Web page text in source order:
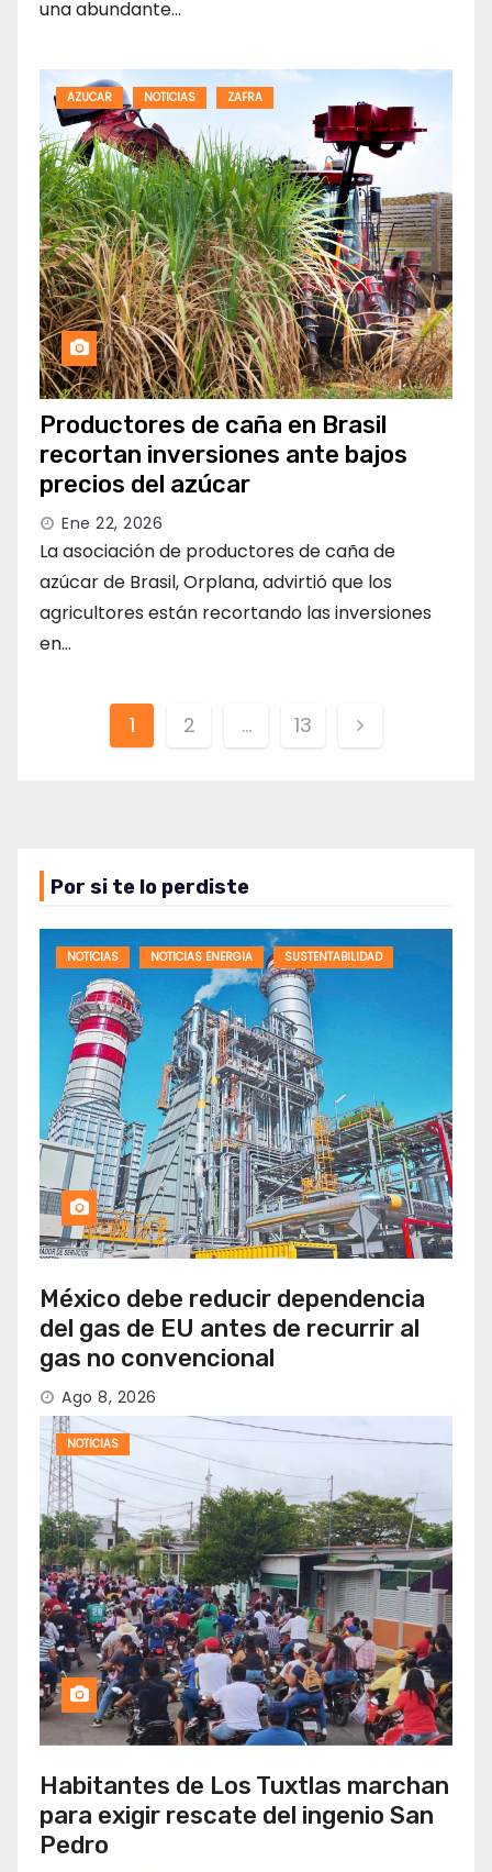
una abundante…
AZUCAR NOTICIAS ZAFRA
Productores de caña en Brasil
recortan inversiones ante bajos
precios del azúcar
Ene 22, 2026
La asociación de productores de caña de
azúcar de Brasil, Orplana, advirtió que los
agricultores están recortando las inversiones
en…
Paginación
1 2 … 13
Por si te lo perdiste
NOTICIAS NOTICIAS ENERGIA SUSTENTABILIDAD
México debe reducir dependencia
del gas de EU antes de recurrir al
gas no convencional
Ago 8, 2026
NOTICIAS
Habitantes de Los Tuxtlas marchan
para exigir rescate del ingenio San
Pedro